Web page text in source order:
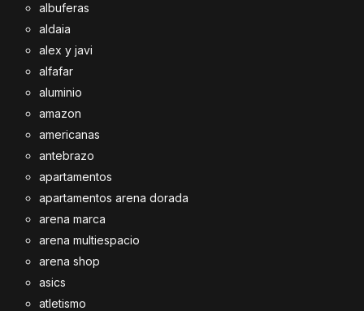
albuferas
aldaia
alex y javi
alfafar
aluminio
amazon
americanas
antebrazo
apartamentos
apartamentos arena dorada
arena marca
arena multiespacio
arena shop
asics
atletismo